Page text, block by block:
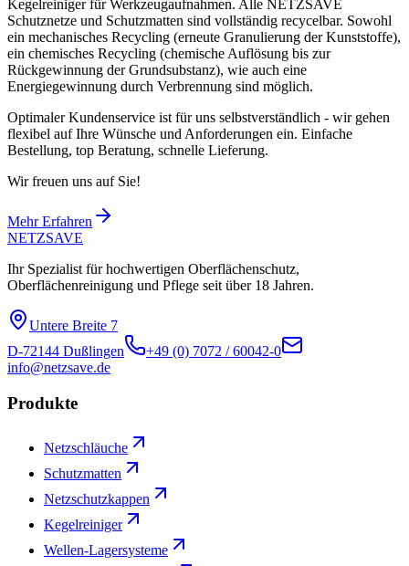
Kegelreiniger für Werkzeugaufnahmen. Alle NETZSAVE
Schutznetze und Schutzmatten sind vollständig recycelbar. Sowohl
ein mechanisches Recycling (erneute Granulierung der Kunststoffe),
ein chemisches Recycling (chemische Auflösung bis zur
Rückgewinnung der Grundsubstanz), wie auch eine
Energiegewinnung durch Verbrennung sind möglich.
Optimaler Kundenservice ist für uns selbstverständlich - wir gehen
flexibel auf Ihre Wünsche und Anforderungen ein. Einfache
Bestellung, top Beratung, schnelle Lieferung.
Wir freuen uns auf Sie!
Mehr Erfahren
NETZSAVE
Ihr Spezialist für hochwertigen Oberflächenschutz,
Oberflächenreinigung und Pflege seit über 18 Jahren.
Untere Breite 7
D-72144 Dußlingen
+49 (0) 7072 / 60042-0
info@netzsave.de
Produkte
Netzschläuche
Schutzmatten
Netzschutzkappen
Kegelreiniger
Wellen-Lagersysteme